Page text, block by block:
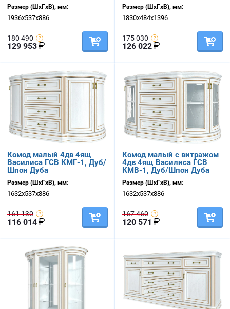
Размер (ШхГхВ), мм:
1936х537х886
180 490
129 953
Размер (ШхГхВ), мм:
1830х484х1396
175 030
126 022
Комод малый 4дв 4ящ
Василиса ГСВ КМГ-1, Дуб/
Шпон Дуба
Размер (ШхГхВ), мм:
1632х537х886
161 130
116 014
Комод малый с витражом
4дв 4ящ Василиса ГСВ
КМВ-1, Дуб/Шпон Дуба
Размер (ШхГхВ), мм:
1632х537х886
167 460
120 571